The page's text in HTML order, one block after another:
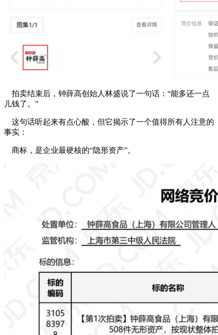
拍卖结束后，钟薛高创始人林盛说了一句话：“能多还一点
儿钱了。”
这句话听起来有点心酸，但它揭示了一个值得所有人注意的
事实：
商标，是企业最硬核的“隐形资产”。